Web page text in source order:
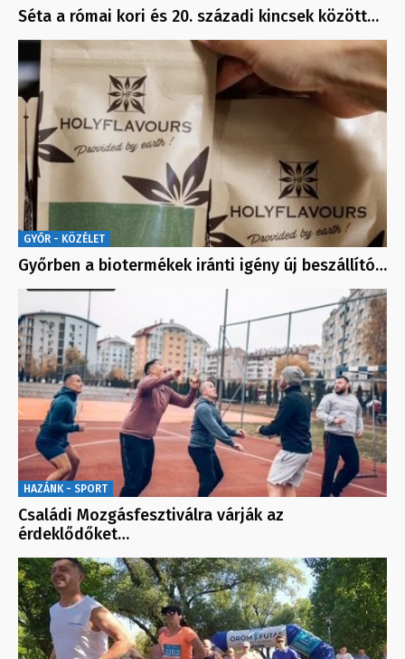
Séta a római kori és 20. századi kincsek között…
GYŐR - KÖZÉLET
Győrben a biotermékek iránti igény új beszállító…
HAZÁNK - SPORT
Családi Mozgásfesztiválra várják az
érdeklődőket…